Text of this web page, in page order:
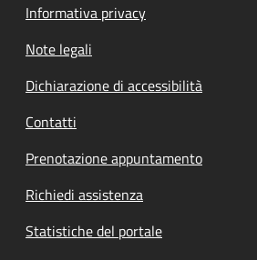
Informativa privacy
Note legali
Dichiarazione di accessibilità
Contatti
Prenotazione appuntamento
Richiedi assistenza
Statistiche del portale